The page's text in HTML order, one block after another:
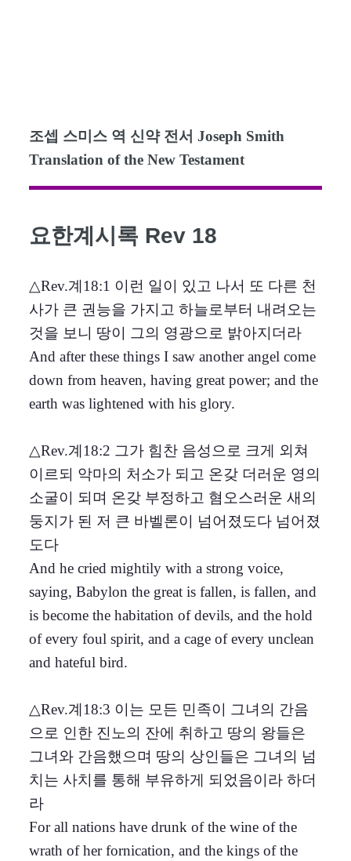
조셉 스미스 역 신약 전서 Joseph Smith
Translation of the New Testament
요한계시록 Rev 18
△Rev.계18:1 이런 일이 있고 나서 또 다른 천
사가 큰 권능을 가지고 하늘로부터 내려오는
것을 보니 땅이 그의 영광으로 밝아지더라
And after these things I saw another angel come
down from heaven, having great power; and the
earth was lightened with his glory.
△Rev.계18:2 그가 힘찬 음성으로 크게 외쳐
이르되 악마의 처소가 되고 온갖 더러운 영의
소굴이 되며 온갖 부정하고 혐오스러운 새의
둥지가 된 저 큰 바벨론이 넘어졌도다 넘어졌
도다
And he cried mightily with a strong voice,
saying, Babylon the great is fallen, is fallen, and
is become the habitation of devils, and the hold
of every foul spirit, and a cage of every unclean
and hateful bird.
△Rev.계18:3 이는 모든 민족이 그녀의 간음
으로 인한 진노의 잔에 취하고 땅의 왕들은
그녀와 간음했으며 땅의 상인들은 그녀의 넘
치는 사치를 통해 부유하게 되었음이라 하더
라
For all nations have drunk of the wine of the
wrath of her fornication, and the kings of the